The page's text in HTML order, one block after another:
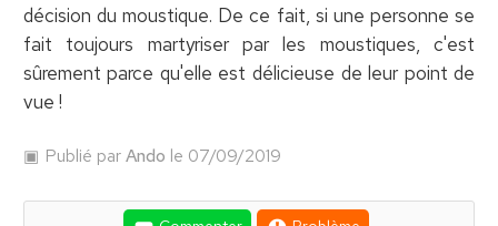
décision du moustique. De ce fait, si une personne se
fait toujours martyriser par les moustiques, c'est
sûrement parce qu'elle est délicieuse de leur point de
vue !
Publié parAndo le 07/09/2019